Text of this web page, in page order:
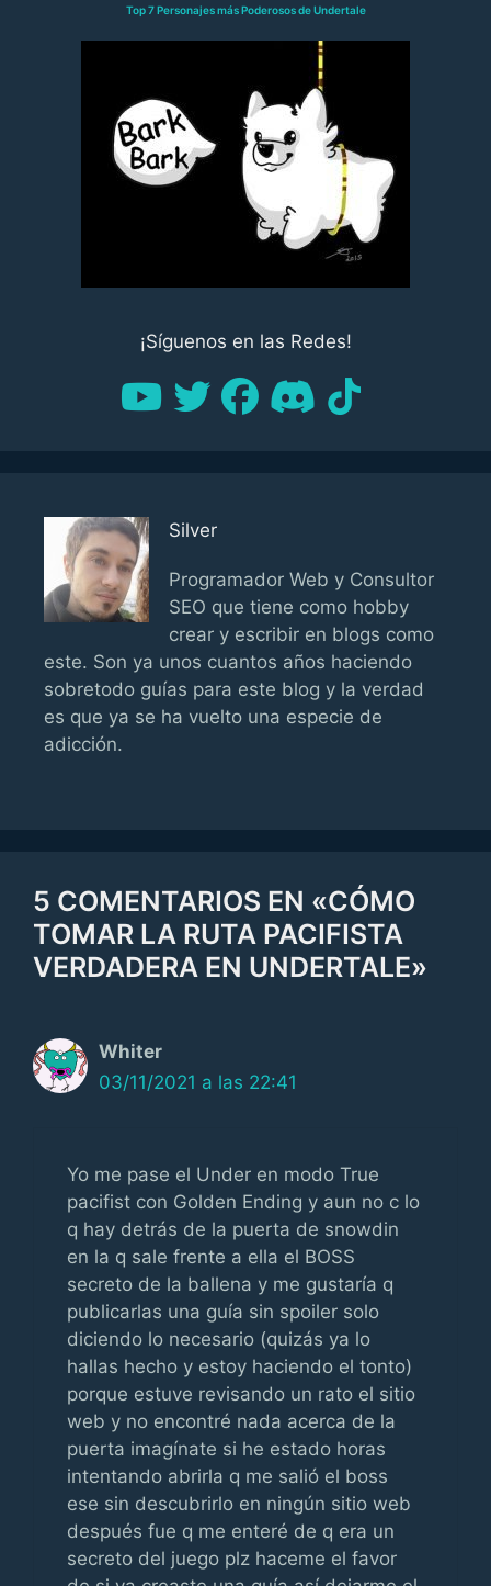
Top 7 Personajes más Poderosos de Undertale
¡Síguenos en las Redes!
Silver
Programador Web y Consultor
SEO que tiene como hobby
crear y escribir en blogs como
este. Son ya unos cuantos años haciendo
sobretodo guías para este blog y la verdad
es que ya se ha vuelto una especie de
adicción.
5 COMENTARIOS EN «CÓMO
TOMAR LA RUTA PACIFISTA
VERDADERA EN UNDERTALE»
Whiter
03/11/2021 a las 22:41
Yo me pase el Under en modo True
pacifist con Golden Ending y aun no c lo
q hay detrás de la puerta de snowdin
en la q sale frente a ella el BOSS
secreto de la ballena y me gustaría q
publicarlas una guía sin spoiler solo
diciendo lo necesario (quizás ya lo
hallas hecho y estoy haciendo el tonto)
porque estuve revisando un rato el sitio
web y no encontré nada acerca de la
puerta imagínate si he estado horas
intentando abrirla q me salió el boss
ese sin descubrirlo en ningún sitio web
después fue q me enteré de q era un
secreto del juego plz haceme el favor